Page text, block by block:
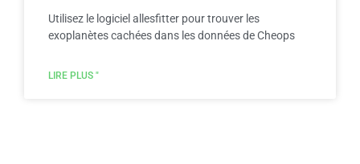
Utilisez le logiciel allesfitter pour trouver les
exoplanètes cachées dans les données de Cheops
LIRE PLUS "